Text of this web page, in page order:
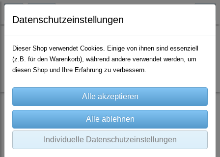
Es wurden leider keine Produkte gefunden.
Rechtliches
Datenschutzeinstellungen
Dieser Shop verwendet Cookies. Einige von ihnen sind essenziell
(z.B. für den Warenkorb), während andere verwendet werden, um
diesen Shop und Ihre Erfahrung zu verbessern.
Individuelle Datenschutzeinstellungen